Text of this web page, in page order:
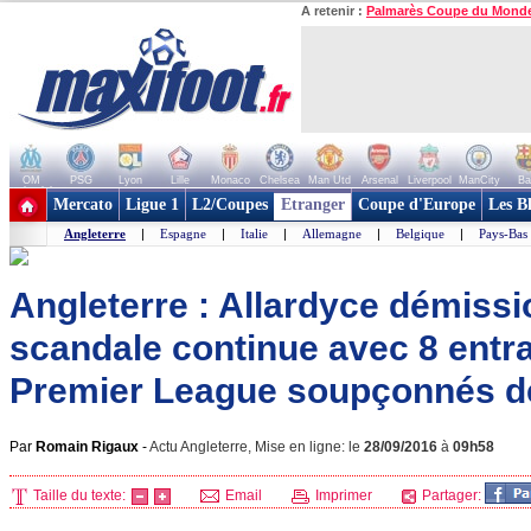
A retenir : Palmarès Coupe du
OM PSG Lyon Lille Monaco Chelsea Man Utd Arsenal Liverpool ManCity
+ de clubs
Mercato Ligue 1 L2/Coupes Etranger Coupe d'Europe Les
Angleterre | Espagne | Italie | Allemagne | Belgique | Pays-Bas
Angleterre : Allardyce
scandale continue avec 8
Premier League soupçonnés
Par Romain Rigaux -Actu Angleterre, Mise en ligne: le 28/09/2016 à 09h58
Taille du texte: Email Imprimer Partager: